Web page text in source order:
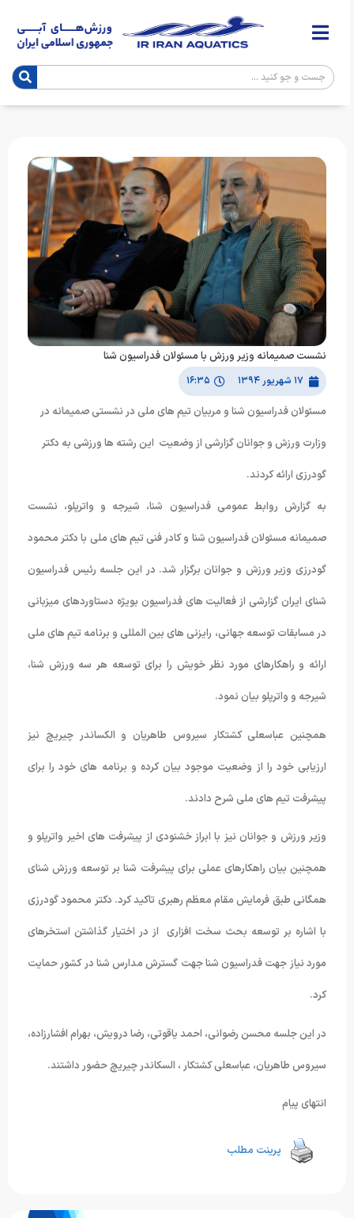
نشست صمیمانه وزیر ورزش با مسئولان فدراسیون شنا
۱۷ شهریور ۱۳۹۴ ۱۶:۳۵
مسئولان فدراسیون شنا و مربیان تیم های ملی در نشستی صمیمانه در
وزارت ورزش و جوانان گزارشی از وضعیت این رشته ها ورزشی به دکتر
گودرزی ارائه کردند.
به گزارش روابط عمومی فدراسیون شنا، شیرجه و واترپلو، نشست
صمیمانه مسئولان فدراسیون شنا و کادر فنی تیم های ملی با دکتر محمود
گودرزی وزیر ورزش و جوانان برگزار شد. در این جلسه رئیس فدراسیون
شنای ایران گزارشی از فعالیت های فدراسیون بویژه دستاوردهای میزبانی
در مسابقات توسعه جهانی، رایزنی های بین المللی و برنامه تیم های ملی
ارائه و راهکارهای مورد نظر خویش را برای توسعه هر سه ورزش شنا،
شیرجه و واترپلو بیان نمود.
همچنین عباسعلی کشتکار سیروس طاهریان و الکساندر چیریچ نیز
ارزیابی خود را از وضعیت موجود بیان کرده و برنامه های خود را برای
پیشرفت تیم های ملی شرح دادند.
وزیر ورزش و جوانان نیز با ابراز خشنودی از پیشرفت های اخیر واترپلو و
همچنین بیان راهکارهای عملی برای پیشرفت شنا بر توسعه ورزش شنای
همگانی طبق فرمایش مقام معظم رهبری تاکید کرد. دکتر محمود گودرزی
با اشاره بر توسعه بحث سخت افزاری از در اختیار گذاشتن استخرهای
مورد نیاز جهت فدراسیون شنا جهت گسترش مدارس شنا در کشور حمایت
کرد.
در این جلسه محسن رضوانی، احمد یاقوتی، رضا درویش، بهرام افشارزاده،
سیروس طاهریان، عباسعلی کشتکار ، السکاندر چیریچ حضور داشتند.
انتهای پیام
پرینت مطلب